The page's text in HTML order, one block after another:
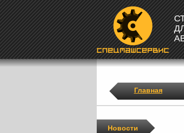
Главная
Новости